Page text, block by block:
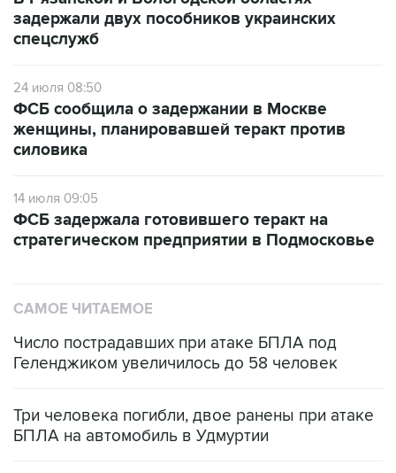
24 июля 08:50
женщины, планировавшей теракт против
силовика
стратегическом предприятии в Подмосковье
Число пострадавших при атаке БПЛА под
Три человека погибли, двое ранены при атаке
Путин сообщил о решении сосредоточить в